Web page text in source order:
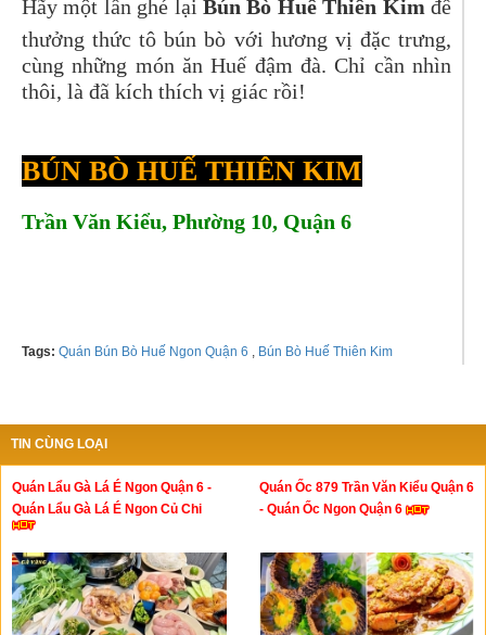
Hãy một lần ghé lại Bún Bò Huế Thiên Kim để
thưởng thức tô bún bò với hương vị đặc trưng,
cùng những món ăn Huế đậm đà. Chỉ cần nhìn
thôi, là đã kích thích vị giác rồi!
BÚN BÒ HUẾ THIÊN KIM
Trần Văn Kiểu, Phường 10, Quận 6
Tags: Quán Bún Bò Huế Ngon Quận 6 , Bún Bò Huế Thiên Kim
TIN CÙNG LOẠI
Quán Lẩu Gà Lá É Ngon Quận 6 -
Quán Lẩu Gà Lá É Ngon Củ Chi
Quán Ốc 879 Trần Văn Kiểu Quận 6
- Quán Ốc Ngon Quận 6